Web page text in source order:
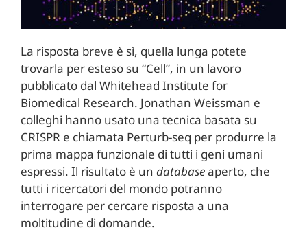
La risposta breve è sì, quella lunga potete
trovarla per esteso su “Cell”, in un lavoro
pubblicato dal Whitehead Institute for
Biomedical Research. Jonathan Weissman e
colleghi hanno usato una tecnica basata su
CRISPR e chiamata Perturb-seq per produrre la
prima mappa funzionale di tutti i geni umani
espressi. Il risultato è un databaseaperto, che
tutti i ricercatori del mondo potranno
interrogare per cercare risposta a una
moltitudine di domande.